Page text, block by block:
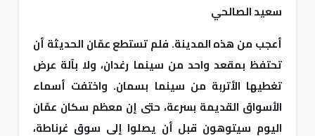
سعيد الصالحي
أعجب من هذه المدينة. فلم تستطع عمّان الحديثة أن
تحتفظ بمقعد واحد من سينما رغدان، ولا بآلة عرض
تغطيها الأتربة من سينما بسمان. واختفت أسماء
الأسواق القديمة بسرعة، حتى إن معظم سكان عمّان
اليوم سيتوهون قبل أن يصلوا إلى سوق غرناطة،